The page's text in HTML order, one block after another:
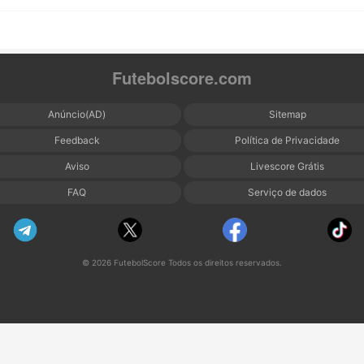
Futebolscore.com
Anúncio(AD) Sitemap
Feedback Política de Privacidade
Aviso Livescore Grátis
FAQ Serviço de dados
© 2026 FutebolScore Todos os direitos reservados.